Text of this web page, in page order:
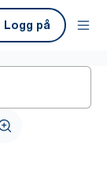
Logg på